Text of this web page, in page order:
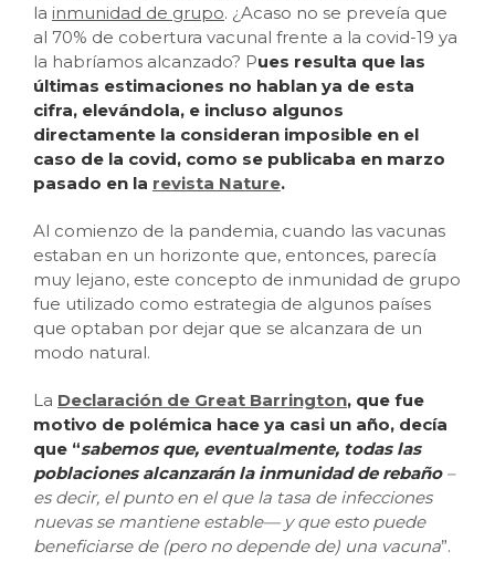
la inmunidad de grupo. ¿Acaso no se preveía que
al 70% de cobertura vacunal frente a la covid-19 ya
la habríamos alcanzado? Pues resulta que las
últimas estimaciones no hablan ya de esta
cifra, elevándola, e incluso algunos
directamente la consideran imposible en el
caso de la covid, como se publicaba en marzo
pasado en la revista Nature.
Al comienzo de la pandemia, cuando las vacunas
estaban en un horizonte que, entonces, parecía
muy lejano, este concepto de inmunidad de grupo
fue utilizado como estrategia de algunos países
que optaban por dejar que se alcanzara de un
modo natural.
La Declaración de Great Barrington, que fue
motivo de polémica hace ya casi un año, decía
que “sabemos que, eventualmente, todas las
poblaciones alcanzarán la inmunidad de rebaño–
es decir, el punto en el que la tasa de infecciones
nuevas se mantiene estable— y que esto puede
beneficiarse de (pero no depende de) una vacuna”.